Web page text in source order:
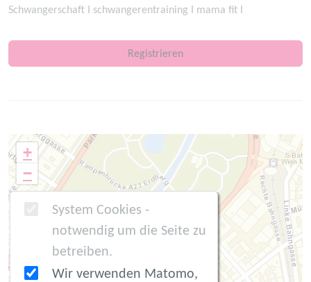
System Cookies -
notwendig um die Seite zu
betreiben.
Wir verwenden Matomo,
Schwangerschaft I schwangerentraining I mama fit I
Registrieren
+
−